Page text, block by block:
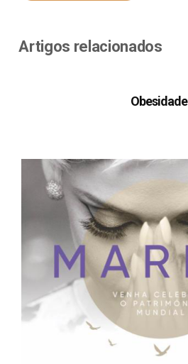
Artigos relacionados
Obesidade